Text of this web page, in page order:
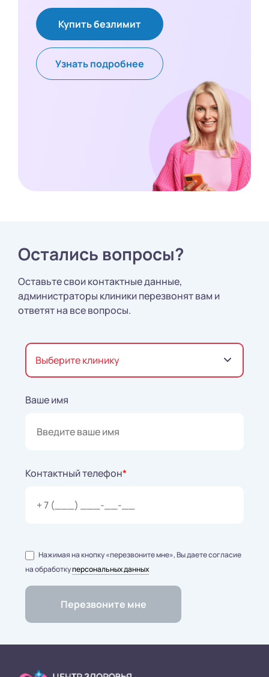
Купить безлимит
Узнать подробнее
Остались вопросы?
Оставьте свои контактные данные,
администраторы клиники перезвонят вам и
ответят на все вопросы.
Выберите клинику
Ваше имя
Контактный телефон*
Нажимая на кнопку «перезвоните мне», Вы даете согласие
на обработкуперсональных данных